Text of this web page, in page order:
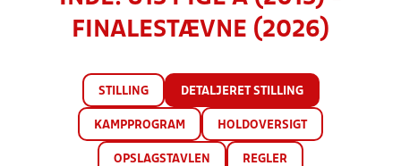
FINALESTÆVNE (2026)
STILLING DETALJERET STILLING
KAMPPROGRAM HOLDOVERSIGT
OPSLAGSTAVLEN REGLER